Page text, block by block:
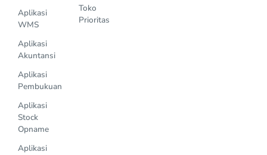
Aplikasi
WMS
Aplikasi
Akuntansi
Aplikasi
Pembukuan
Aplikasi
Stock
Opname
Aplikasi
Toko
Prioritas